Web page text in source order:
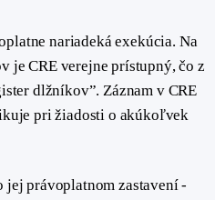
nariadeká exekúcia. Na
je CRE verejne prístupný, čo z
dlžníkov”. Záznam v CRE
pri žiadosti o akúkoľvek
jej právoplatnom zastavení -